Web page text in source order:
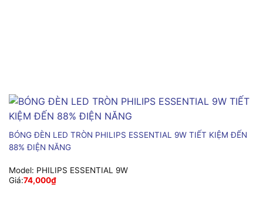
BÓNG ĐÈN LED TRÒN PHILIPS ESSENTIAL 9W TIẾT KIỆM ĐẾN
88% ĐIỆN NĂNG
Model: PHILIPS ESSENTIAL 9W
Giá:74,000₫